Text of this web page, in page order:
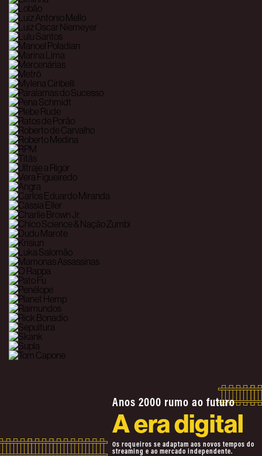
Anos 2000 rumo ao futuro
A era digital
Os roqueiros se adaptam aos novos tempos do
streaming e ao mercado independente.